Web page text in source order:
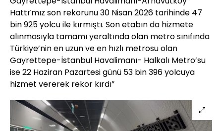
Hattı’mız son rekorunu 30 Nisan 2026 tarihinde 47
bin 925 yolcu ile kırmıştı. Son etabın da hizmete
alınmasıyla tamamı yeraltında olan metro sınıfında
Türkiye’nin en uzun ve en hızlı metrosu olan
Gayrettepe-İstanbul Havalimanı- Halkalı Metro’su
ise 22 Haziran Pazartesi günü 53 bin 396 yolcuya
hizmet vererek rekor kırdı”